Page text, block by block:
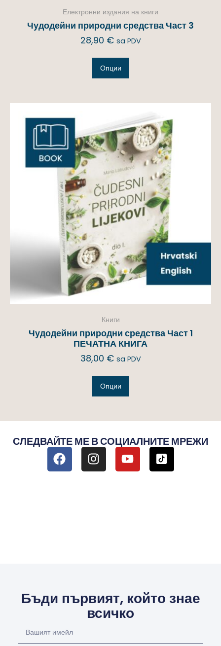
Електронни издания на книги
Чудодейни природни средства Част 3
28,90 € sa PDV
Опции
Книги
Чудодейни природни средства Част 1
ПЕЧАТНА КНИГА
38,00 € sa PDV
Опции
СЛЕДВАЙТЕ МЕ В СОЦИАЛНИТЕ МРЕЖИ
Бъди първият, който знае
всичко